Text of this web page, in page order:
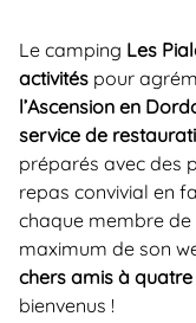
Le camping Les
activités pour
l’Ascension en
service de
préparés avec des
repas convivial en
chaque membre
maximum de son
chers amis à
bienvenus !